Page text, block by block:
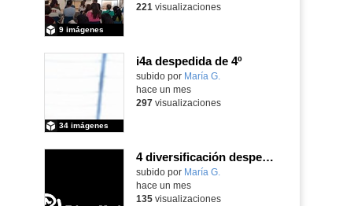
9 imágenes
221 visualizaciones
i4a despedida de 4º
Contenido educativo.
subido por María G.
34 imágenes
hace un mes
297visualizaciones
4 diversificación despedida de 4º
Contenido educativo.
subido por María G.
hace un mes
135visualizaciones